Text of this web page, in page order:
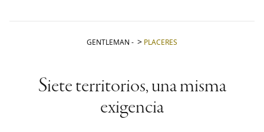
GENTLEMAN - PLACERES
Siete territorios, una misma
exigencia